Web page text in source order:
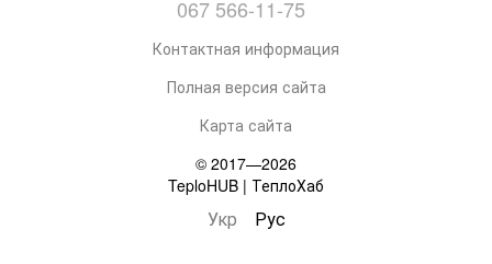
067 566-11-75
Контактная информация
Полная версия сайта
Карта сайта
© 2017—2026
TeploHUB | ТеплоХаб
Укр Рус